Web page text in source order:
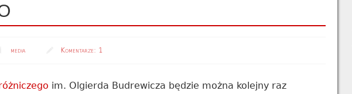
media Komentarze: 1
im. Olgierda Budrewicza będzie można kolejny raz